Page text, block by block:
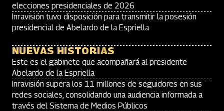
elecciones presidenciales de 2026
Inravisión tuvo disposición para transmitir la posesión
presidencial de Abelardo de la Espriella
NUEVAS HISTORIAS
Este es el gabinete que acompañará al presidente
Abelardo de la Espriella
Inravisión supera los 11 millones de seguidores en sus
redes sociales, consolidando una audiencia informada a
través del Sistema de Medios Públicos